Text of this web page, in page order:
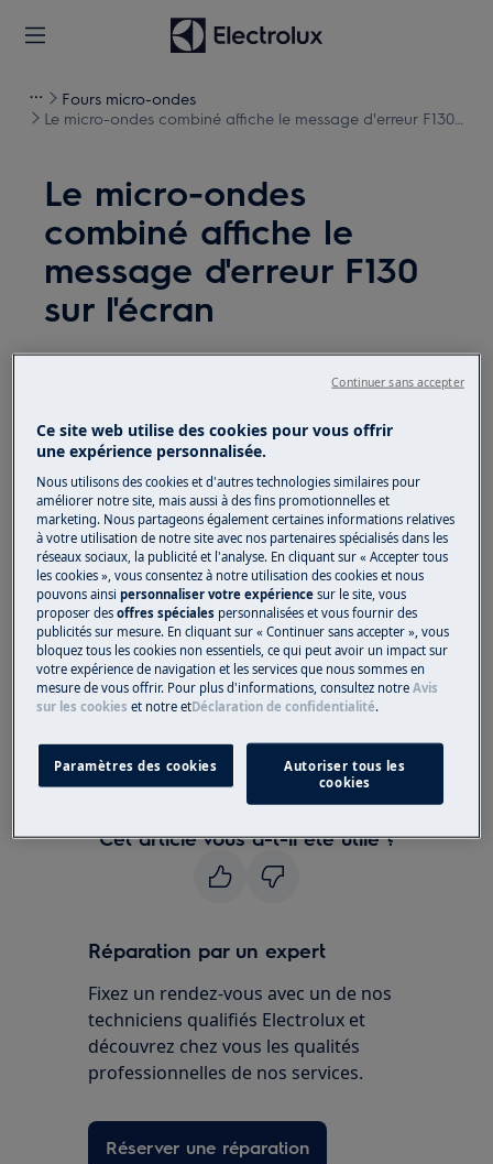
Fours micro-ondes
Le micro-ondes combiné affiche le message d'erreur F130
Le micro-ondes
combiné affiche le
message d'erreur F130
sur l'écran
Solution
Le four à micro-ondes combiné affiche le
message d'erreur F130 à l'écran. Cela
indique un problème de contrôle.
Concerne:
Micro-ondes combiné
Solution:
Veuillez contacter notre service après-
vente pour un rendez-vous.
Si les suggestions ci-dessus n'ont pas résolu le
problème, nous vous recommandons de
demander la visite d'un technicien.
Cet article vous a-t-il été utile ?
Réparation par un expert
Fixez un rendez-vous avec un de nos
techniciens qualifiés Electrolux et
découvrez chez vous les qualités
professionnelles de nos services.
Réserver une réparation
Ce site web utilise des cookies pour vous offrir
une expérience personnalisée.
Nous utilisons des cookies et d'autres technologies similaires pour
améliorer notre site, mais aussi à des fins promotionnelles et
marketing. Nous partageons également certaines informations relatives
à votre utilisation de notre site avec nos partenaires spécialisés dans les
réseaux sociaux, la publicité et l'analyse. En cliquant sur « Accepter tous
les cookies », vous consentez à notre utilisation des cookies et nous
pouvons ainsipersonnaliser votre expériencesur le site, vous
proposer desoffres spéciales personnalisées et vous fournir des
publicités sur mesure. En cliquant sur « Continuer sans accepter », vous
bloquez tous les cookies non essentiels, ce qui peut avoir un impact sur
votre expérience de navigation et les services que nous sommes en
mesure de vous offrir. Pour plus d'informations, consultez notreAvis
sur les cookies et notreetDéclaration de confidentialité.
Paramètres des cookies
Autoriser tous les
cookies
Continuer sans accepter